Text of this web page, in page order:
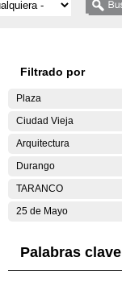
Filtrado por
Plaza
Ciudad Vieja
Arquitectura
Durango
TARANCO
25 de Mayo
Palabras clave